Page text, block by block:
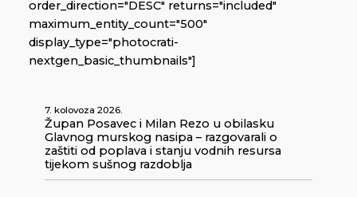
order_direction="DESC" returns="included"
maximum_entity_count="500"
display_type="photocrati-
nextgen_basic_thumbnails"]
7. kolovoza 2026.
Župan Posavec i Milan Rezo u obilasku
Glavnog murskog nasipa – razgovarali o
zaštiti od poplava i stanju vodnih resursa
tijekom sušnog razdoblja